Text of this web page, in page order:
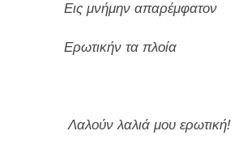
Εις μνήμην απαρέμφατoν
Ερωτικήν τα πλοία
Λαλούν λαλιά μου ερωτική!